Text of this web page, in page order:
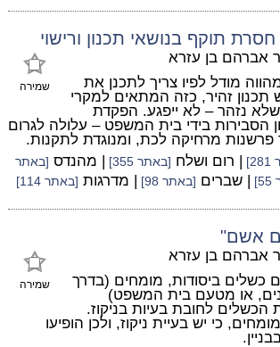
תוקף בנושאי תכנון ורישוי
שמירה
אברהם בן עזרא
מודל לפיו צריך לתכנן את
זהיר, כזה המתאים למקרי
שלא נזהר – לא ייפגע. הפקדת
בידי בית המשפט – עלולה לגרום
פרשנות מרחיקה לכת, ומנוגדת לתקנות.
| רום ושלח [באתר 355] | מהנדס [באתר
| שברים [באתר 98] | מדרגות [באתר 114]
אשם"
שמירה
אברהם בן עזרא
כשלים ביסודות, מומחים (בדרך
או מטעם בית המשפט)
לחובת בעיות בניקוז.
כי יש בעיית ניקוז, ולכן הופיעו